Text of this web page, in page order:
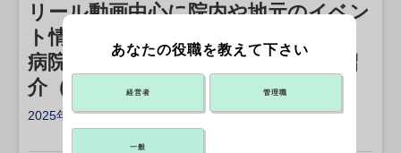
リール動画中心に院内や地元のイベン
ト情報 牧野記念病院
病院広報アワード2025 エントリー紹
介（32）【SNS部門】
2025年04月23日 12:30
リンクをコピー
あなたの役職を教えて下さい
経営者 管理職
一般